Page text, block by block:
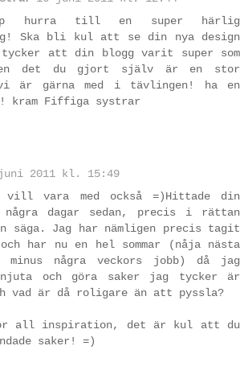
hurra till en super härlig
Ska bli kul att se din nya design
tycker att din blogg varit super som
det du gjort själv är en stor
är gärna med i tävlingen! ha en
kram Fiffiga systrar
2011 kl. 15:49
vara med också =)Hittade din
dagar sedan, precis i rättan
säga. Jag har nämligen precis tagit
har nu en hel sommar (nåja nästa
några veckors jobb) då jag
och göra saker jag tycker är
vad är då roligare än att pyssla?
all inspiration, det är kul att du
saker! =)